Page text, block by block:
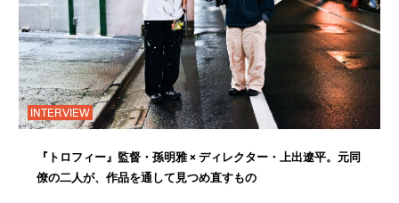
INTERVIEW
『トロフィー』監督・孫明雅 × ディレクター・上出遼平。元同
僚の二人が、作品を通して見つめ直すもの